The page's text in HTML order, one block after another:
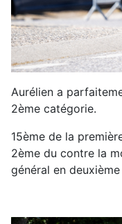
Aurélien a
2ème catégorie.
15ème de la
2ème du contre la
général en